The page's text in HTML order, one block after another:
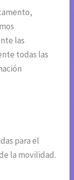
las
todas las
para el
la movilidad.